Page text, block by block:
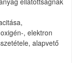
, elektron
alapvető